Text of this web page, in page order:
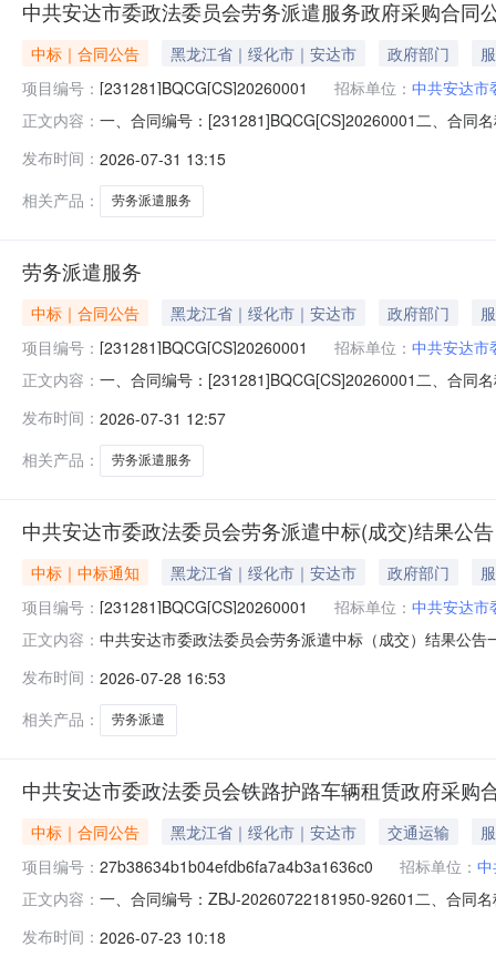
中共安达市委政法委员会劳务派遣服务政府采购合同
中标｜合同公告 黑龙江省｜绥化市｜安达市 政府部门
项目编号： [231281]BQCG[CS]20260001 招标单位： 中共安达市
正文内容： 一、合同编号：[231281]BQCG[CS]20260001二、合同
6层联系方式：17603678331六、合同主要信息主要标
发布时间： 2026-07-31 13:15
相关产品：
劳务派遣服务
劳务派遣服务
中标｜合同公告 黑龙江省｜绥化市｜安达市 政府部门
项目编号： [231281]BQCG[CS]20260001 招标单位： 中共安达市
正文内容： 一、合同编号：[231281]BQCG[CS]20260001二、合同
农科楼6层联系方式：17603678331六、合同主要信息
发布时间： 2026-07-31 12:57
相关产品：
劳务派遣服务
中共安达市委政法委员会劳务派遣中标(成交)结果公告
中标｜中标通知 黑龙江省｜绥化市｜安达市 政府部门
项目编号： [231281]BQCG[CS]20260001 招标单位： 中共安达市
正文内容： 中共安达市委政法委员会劳务派遣中标（成交）结果公
有限公司）品目号品目名称采购标的服务范围服务要求
发布时间： 2026-07-28 16:53
相关产品：
劳务派遣
中共安达市委政法委员会铁路护路车辆租赁政府采购
中标｜合同公告 黑龙江省｜绥化市｜安达市 交通运输
项目编号： 27b38634b1b04efdb6fa7a4b3a1636c0 招标单位：
正文内容： 一、合同编号：ZBJ-20260722181950-92601二、合同
风新村广源小区E-3-5联系方式：18245807777六、合同
发布时间： 2026-07-23 10:18